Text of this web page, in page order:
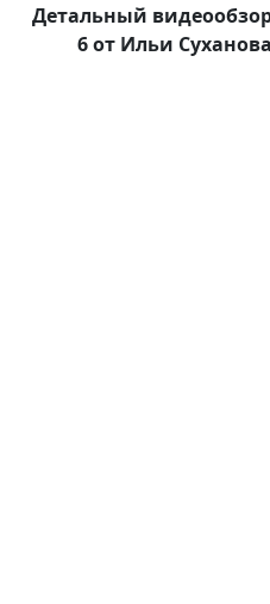
Детальный видеообзор
6 от Ильи